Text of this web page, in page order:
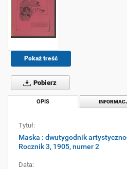
Pokaż treść
Pobierz
OPIS
Tytuł:
Maska : dwutygodnik
Rocznik 3, 1905, numer 2
Data: